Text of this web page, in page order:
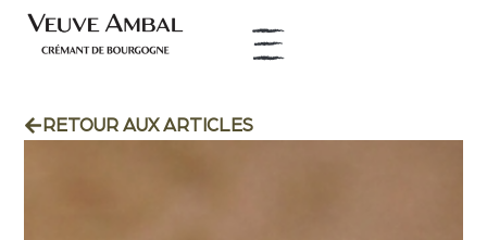
RETOUR AUX ARTICLES